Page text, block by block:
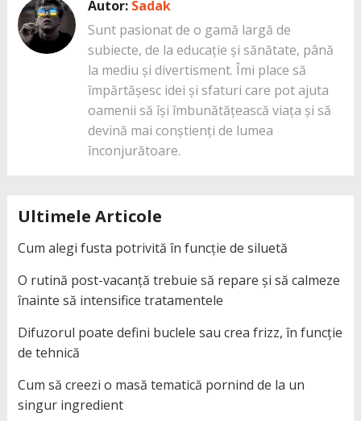
Autor: Sadak
Sunt pasionat de o gamă largă de
subiecte, de la educație și sănătate, până
la mediu și divertisment. Îmi place să
împărtășesc idei și sfaturi care pot ajuta
oamenii să își îmbunătățească viața și să
devină mai conștienți de lumea
înconjurătoare.
Ultimele Articole
Cum alegi fusta potrivită în funcție de siluetă
O rutină post-vacanță trebuie să repare și să calmeze
înainte să intensifice tratamentele
Difuzorul poate defini buclele sau crea frizz, în funcție
de tehnică
Cum să creezi o masă tematică pornind de la un
singur ingredient